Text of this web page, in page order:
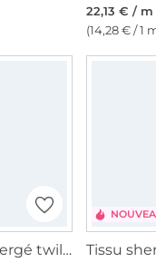
22,13 € / m
(14,28 € / 1
Tissu viscose sergé twill spots, multicolore